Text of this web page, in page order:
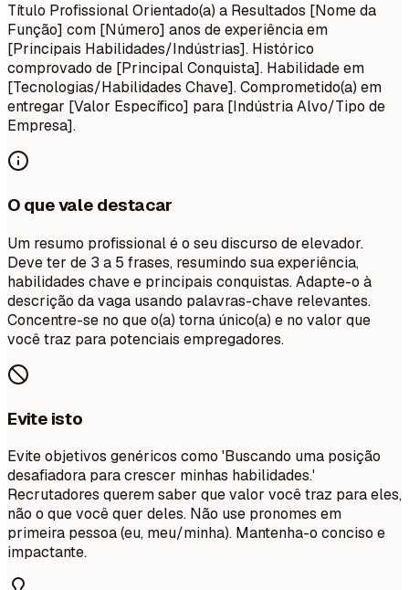
Título Profissional Orientado(a) a Resultados [Nome da
Função] com [Número] anos de experiência em
[Principais Habilidades/Indústrias]. Histórico
comprovado de [Principal Conquista]. Habilidade em
[Tecnologias/Habilidades Chave]. Comprometido(a) em
entregar [Valor Específico] para [Indústria Alvo/Tipo de
Empresa].
O que vale destacar
Um resumo profissional é o seu discurso de elevador.
Deve ter de 3 a 5 frases, resumindo sua experiência,
habilidades chave e principais conquistas. Adapte-o à
descrição da vaga usando palavras-chave relevantes.
Concentre-se no que o(a) torna único(a) e no valor que
você traz para potenciais empregadores.
Evite isto
Evite objetivos genéricos como 'Buscando uma posição
desafiadora para crescer minhas habilidades.'
Recrutadores querem saber que valor você traz para eles,
não o que você quer deles. Não use pronomes em
primeira pessoa (eu, meu/minha). Mantenha-o conciso e
impactante.